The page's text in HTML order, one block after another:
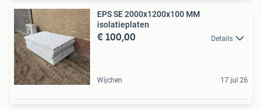
EPS SE 2000x1200x100 MM
isolatieplaten
€ 100,00 Details
Wijchen 17 jul 26